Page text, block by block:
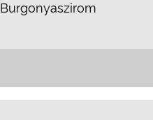
Burgonyaszirom